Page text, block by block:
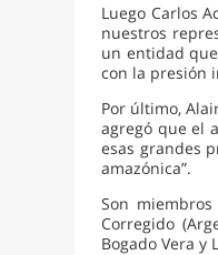
Luego Carlos
nuestros
un entidad
con la presión
Por último,
agregó que el
esas grandes
amazónica”.
Son
Corregido
Bogado Vera y